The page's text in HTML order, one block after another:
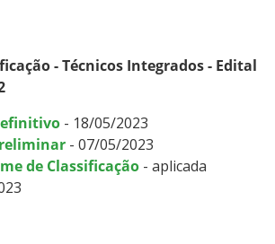
- Técnicos Integrados - Edital
- 18/05/2023
- 07/05/2023
de Classificação - aplicada